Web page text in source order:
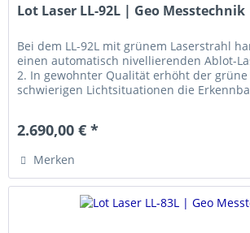
Lot Laser LL-92L | Geo Messtechnik
Bei dem LL-92L mit grünem Laserstrahl
einen automatisch nivellierenden Ablot-
2. In gewohnter Qualität erhöht der
schwierigen Lichtsituationen die
2.690,00 € *
Merken